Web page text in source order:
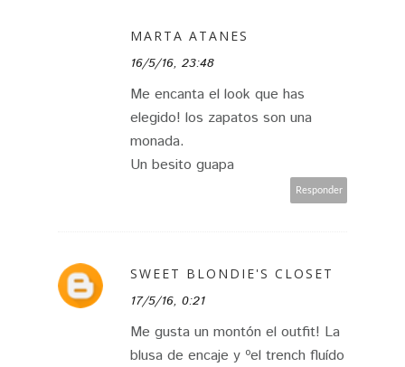
MARTA ATANES
16/5/16, 23:48
Me encanta el look que has
elegido! los zapatos son una
monada.
Un besito guapa
Responder
SWEET BLONDIE'S CLOSET
17/5/16, 0:21
Me gusta un montón el outfit! La
blusa de encaje y ºel trench fluído